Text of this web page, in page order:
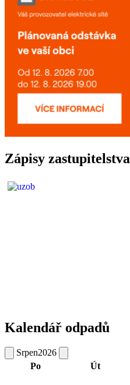
Zápisy zastupitelstva
Kalendář odpadů
Srpen2026
Po
Út